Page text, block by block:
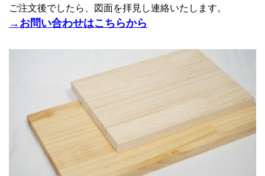
ご注文後でしたら、図面を拝見し連絡いたします。
→お問い合わせはこちらから